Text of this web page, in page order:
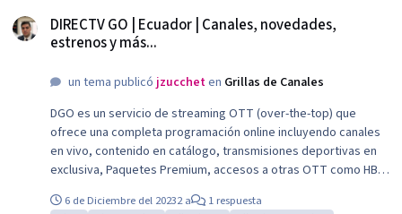
DIRECTV GO | Ecuador | Canales, novedades,
estrenos y más...
un tema publicó jzuccheten Grillas de Canales
DGO es un servicio de streaming OTT (over-the-top) que
ofrece una completa programación online incluyendo canales
en vivo, contenido en catálogo, transmisiones deportivas en
exclusiva, Paquetes Premium, accesos a otras OTT como HBO
ver hasta en dos dispositivos en simultaneo.
6 de Diciembre del 20232 a 1 respuesta